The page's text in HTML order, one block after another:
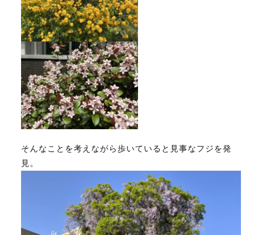
そんなことを考えながら歩いていると見事なフジを発
見。